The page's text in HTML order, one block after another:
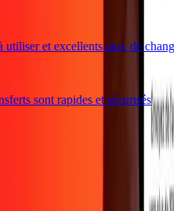
et excellents taux de change
sont rapides et sécurisés